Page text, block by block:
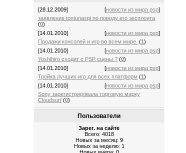
[28.12.2009] [новости из мира psp]
заявление tontunaspi по поводу его эксплоита
(0)
[14.01.2010]
[новости из мира psp]
Продажи консолей и игр во всем мире. (1)
[14.01.2010]
[новости из мира psp]
Yoshihiro сходит с PSP сцены ? (0)
[14.01.2010]
[новости из мира psp]
Тройка лучших игр для всех платформ (1)
[14.01.2010]
[новости из мира psp]
Sony зарегистрировала торговую марку
Cloudsurf (0)
Пользователи
Зарег. на сайте
Всего: 4018
Новых за месяц: 9
Новых за неделю: 1